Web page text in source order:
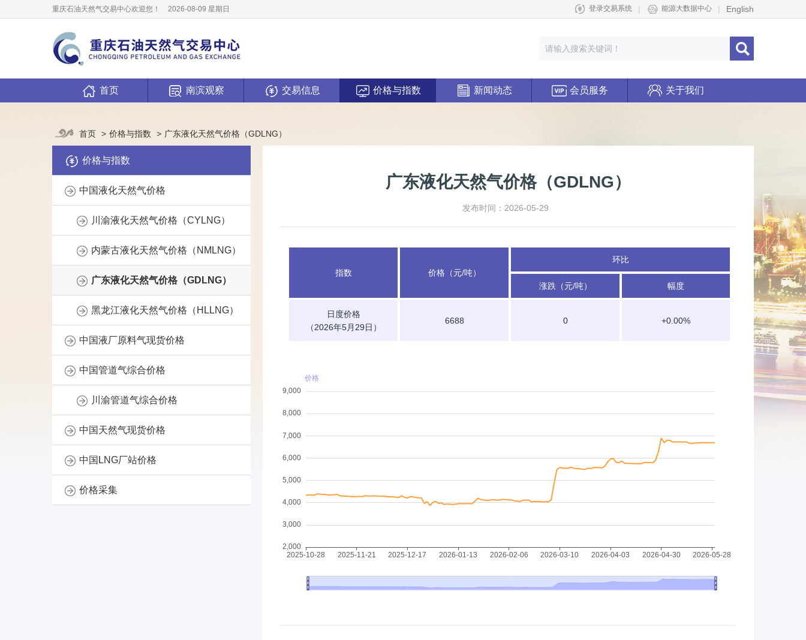
重庆石油天然气交易中心欢迎您！ 2026-08-09 星期日 登录交易系统 | 能源大数据中心 | English
首页 南滨观察 交易信息 价格与指数 新闻动态 会员服务 关于我们
首页 价格与指数 广东液化天然气价格（GDLNG）
价格与指数
中国液化天然气价格
川渝液化天然气价格（CYLNG）
内蒙古液化天然气价格（NMLNG）
广东液化天然气价格（GDLNG）
黑龙江液化天然气价格（HLLNG）
中国液厂原料气现货价格
中国管道气综合价格
川渝管道气综合价格
中国天然气现货价格
中国LNG厂站价格
价格采集
广东液化天然气价格（GDLNG）
发布时间：2026-05-29
指数 价格（元/吨）
环比
涨跌（元/吨） 幅度
日度价格
（2026年5月29日）
6688 0 +0.00%